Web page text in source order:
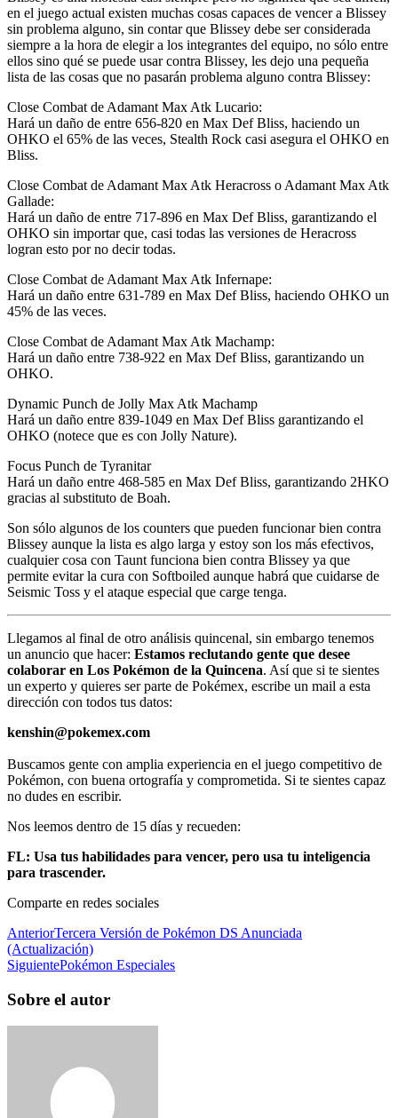
en el juego actual existen muchas cosas capaces de vencer a Blissey
sin problema alguno, sin contar que Blissey debe ser considerada
siempre a la hora de elegir a los integrantes del equipo, no sólo entre
ellos sino qué se puede usar contra Blissey, les dejo una pequeña
lista de las cosas que no pasarán problema alguno contra Blissey:
Close Combat de Adamant Max Atk Lucario:
Hará un daño de entre 656-820 en Max Def Bliss, haciendo un
OHKO el 65% de las veces, Stealth Rock casi asegura el OHKO en
Bliss.
Close Combat de Adamant Max Atk Heracross o Adamant Max Atk
Gallade:
Hará un daño de entre 717-896 en Max Def Bliss, garantizando el
OHKO sin importar que, casi todas las versiones de Heracross
logran esto por no decir todas.
Close Combat de Adamant Max Atk Infernape:
Hará un daño entre 631-789 en Max Def Bliss, haciendo OHKO un
45% de las veces.
Close Combat de Adamant Max Atk Machamp:
Hará un daño entre 738-922 en Max Def Bliss, garantizando un
OHKO.
Dynamic Punch de Jolly Max Atk Machamp
Hará un daño entre 839-1049 en Max Def Bliss garantizando el
OHKO (notece que es con Jolly Nature).
Focus Punch de Tyranitar
Hará un daño entre 468-585 en Max Def Bliss, garantizando 2HKO
gracias al substituto de Boah.
Son sólo algunos de los counters que pueden funcionar bien contra
Blissey aunque la lista es algo larga y estoy son los más efectivos,
cualquier cosa con Taunt funciona bien contra Blissey ya que
permite evitar la cura con Softboiled aunque habrá que cuidarse de
Seismic Toss y el ataque especial que carge tenga.
Llegamos al final de otro análisis quincenal, sin embargo tenemos
un anuncio que hacer: Estamos reclutando gente que desee
colaborar en Los Pokémon de la Quincena. Así que si te sientes
un experto y quieres ser parte de Pokémex, escribe un mail a esta
dirección con todos tus datos:
kenshin@pokemex.com
Buscamos gente con amplia experiencia en el juego competitivo de
Pokémon, con buena ortografía y comprometida. Si te sientes capaz
no dudes en escribir.
Nos leemos dentro de 15 días y recueden:
FL: Usa tus habilidades para vencer, pero usa tu inteligencia
para trascender.
Comparte en redes sociales
AnteriorTercera Versión de Pokémon DS Anunciada
(Actualización)
SiguientePokémon Especiales
Sobre el autor